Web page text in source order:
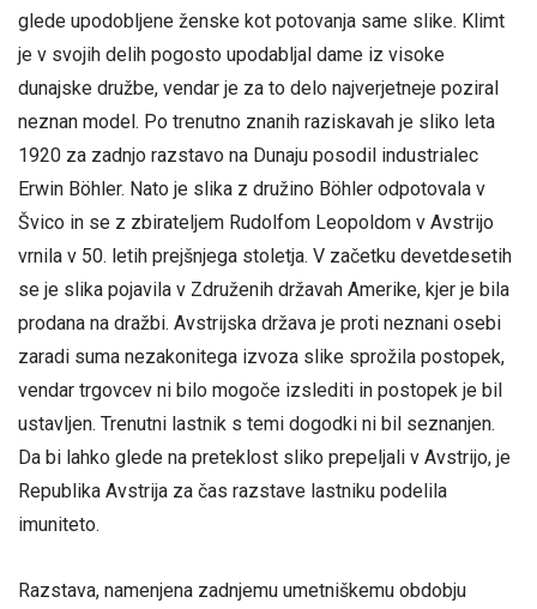
glede upodobljene ženske kot potovanja same slike. Klimt
je v svojih delih pogosto upodabljal dame iz visoke
dunajske družbe, vendar je za to delo najverjetneje poziral
neznan model. Po trenutno znanih raziskavah je sliko leta
1920 za zadnjo razstavo na Dunaju posodil industrialec
Erwin Böhler. Nato je slika z družino Böhler odpotovala v
Švico in se z zbirateljem Rudolfom Leopoldom v Avstrijo
vrnila v 50. letih prejšnjega stoletja. V začetku devetdesetih
se je slika pojavila v Združenih državah Amerike, kjer je bila
prodana na dražbi. Avstrijska država je proti neznani osebi
zaradi suma nezakonitega izvoza slike sprožila postopek,
vendar trgovcev ni bilo mogoče izslediti in postopek je bil
ustavljen. Trenutni lastnik s temi dogodki ni bil seznanjen.
Da bi lahko glede na preteklost sliko prepeljali v Avstrijo, je
Republika Avstrija za čas razstave lastniku podelila
imuniteto.
Razstava, namenjena zadnjemu umetniškemu obdobju